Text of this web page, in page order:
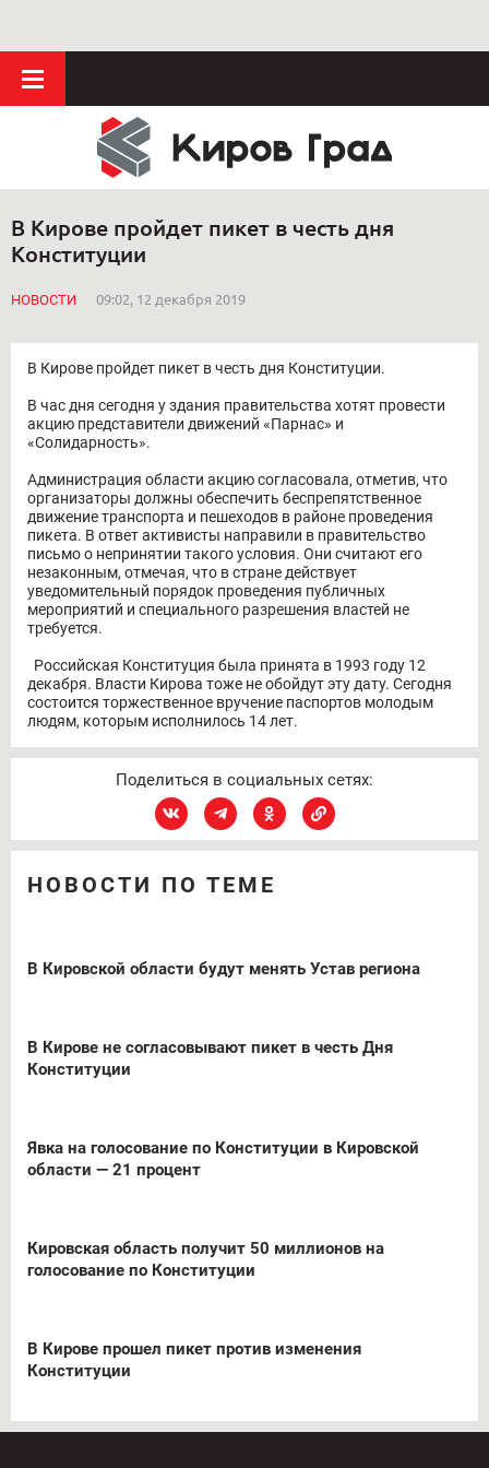
В Кирове пройдет пикет в честь дня
Конституции
НОВОСТИ 09:02, 12 декабря 2019
В Кирове пройдет пикет в честь дня Конституции.
В час дня сегодня у здания правительства хотят провести
акцию представители движений «Парнас» и
«Солидарность».
Администрация области акцию согласовала, отметив, что
организаторы должны обеспечить беспрепятственное
движение транспорта и пешеходов в районе проведения
пикета. В ответ активисты направили в правительство
письмо о непринятии такого условия. Они считают его
незаконным, отмечая, что в стране действует
уведомительный порядок проведения публичных
мероприятий и специального разрешения властей не
требуется.
Российская Конституция была принята в 1993 году 12
декабря. Власти Кирова тоже не обойдут эту дату. Сегодня
состоится торжественное вручение паспортов молодым
людям, которым исполнилось 14 лет.
Поделиться в социальных сетях:
НОВОСТИ ПО ТЕМЕ
В Кировской области будут менять Устав региона
В Кирове не согласовывают пикет в честь Дня
Конституции
Явка на голосование по Конституции в Кировской
области — 21 процент
Кировская область получит 50 миллионов на
голосование по Конституции
В Кирове прошел пикет против изменения
Конституции